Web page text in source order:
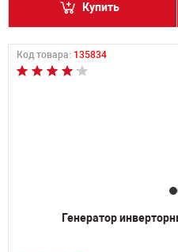
Купить
Код товара: 135834
Генератор